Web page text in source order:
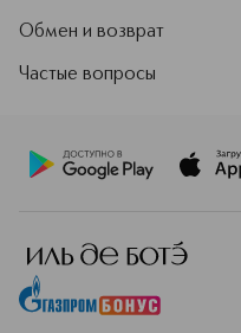
Обмен и возврат
Частые вопросы